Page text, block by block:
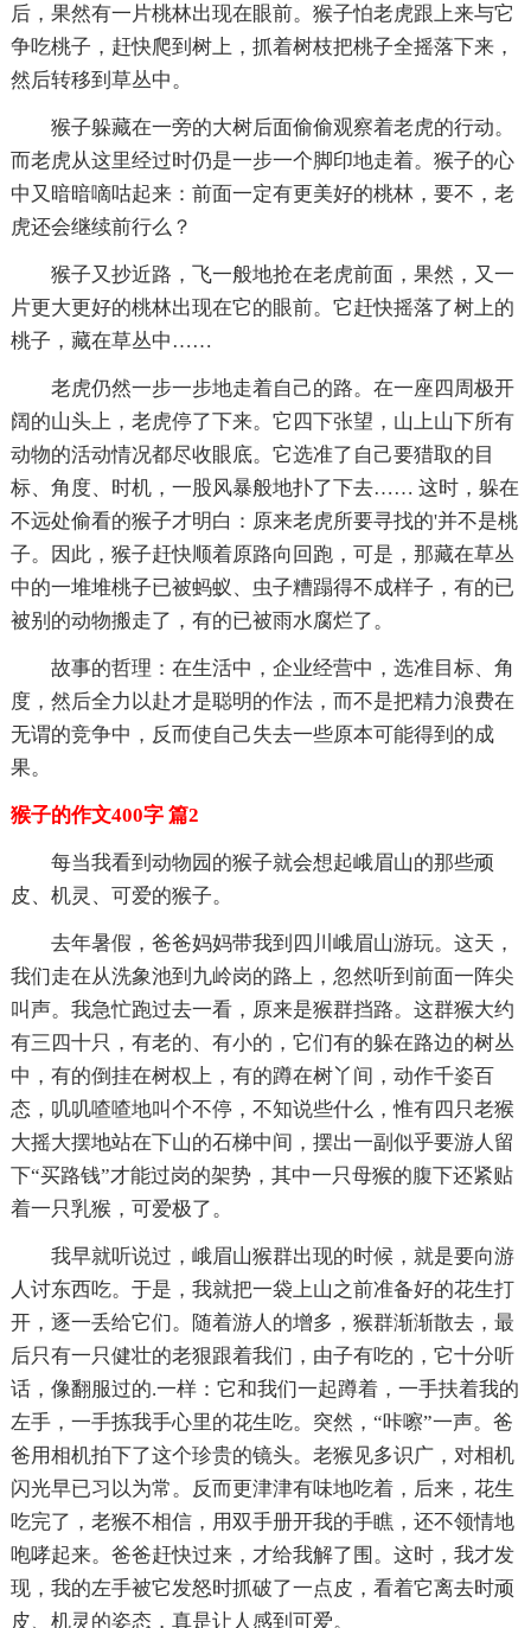
后，果然有一片桃林出现在眼前。猴子怕老虎跟上来与它
争吃桃子，赶快爬到树上，抓着树枝把桃子全摇落下来，
然后转移到草丛中。
猴子躲藏在一旁的大树后面偷偷观察着老虎的行动。
而老虎从这里经过时仍是一步一个脚印地走着。猴子的心
中又暗暗嘀咕起来：前面一定有更美好的桃林，要不，老
虎还会继续前行么？
猴子又抄近路，飞一般地抢在老虎前面，果然，又一
片更大更好的桃林出现在它的眼前。它赶快摇落了树上的
桃子，藏在草丛中……
老虎仍然一步一步地走着自己的路。在一座四周极开
阔的山头上，老虎停了下来。它四下张望，山上山下所有
动物的活动情况都尽收眼底。它选准了自己要猎取的目
标、角度、时机，一股风暴般地扑了下去…… 这时，躲在
不远处偷看的猴子才明白：原来老虎所要寻找的'并不是桃
子。因此，猴子赶快顺着原路向回跑，可是，那藏在草丛
中的一堆堆桃子已被蚂蚁、虫子糟蹋得不成样子，有的已
被别的动物搬走了，有的已被雨水腐烂了。
故事的哲理：在生活中，企业经营中，选准目标、角
度，然后全力以赴才是聪明的作法，而不是把精力浪费在
无谓的竞争中，反而使自己失去一些原本可能得到的成
果。
猴子的作文400字 篇2
每当我看到动物园的猴子就会想起峨眉山的那些顽
皮、机灵、可爱的猴子。
去年暑假，爸爸妈妈带我到四川峨眉山游玩。这天，
我们走在从洗象池到九岭岗的路上，忽然听到前面一阵尖
叫声。我急忙跑过去一看，原来是猴群挡路。这群猴大约
有三四十只，有老的、有小的，它们有的躲在路边的树丛
中，有的倒挂在树权上，有的蹲在树丫间，动作千姿百
态，叽叽喳喳地叫个不停，不知说些什么，惟有四只老猴
大摇大摆地站在下山的石梯中间，摆出一副似乎要游人留
下“买路钱”才能过岗的架势，其中一只母猴的腹下还紧贴
着一只乳猴，可爱极了。
我早就听说过，峨眉山猴群出现的时候，就是要向游
人讨东西吃。于是，我就把一袋上山之前准备好的花生打
开，逐一丢给它们。随着游人的增多，猴群渐渐散去，最
后只有一只健壮的老狠跟着我们，由子有吃的，它十分听
话，像翻服过的.一样：它和我们一起蹲着，一手扶着我的
左手，一手拣我手心里的花生吃。突然，“咔嚓”一声。爸
爸用相机拍下了这个珍贵的镜头。老猴见多识广，对相机
闪光早已习以为常。反而更津津有味地吃着，后来，花生
吃完了，老猴不相信，用双手册开我的手瞧，还不领情地
咆哮起来。爸爸赶快过来，才给我解了围。这时，我才发
现，我的左手被它发怒时抓破了一点皮，看着它离去时顽
皮、机灵的姿态，真是让人感到可爱。